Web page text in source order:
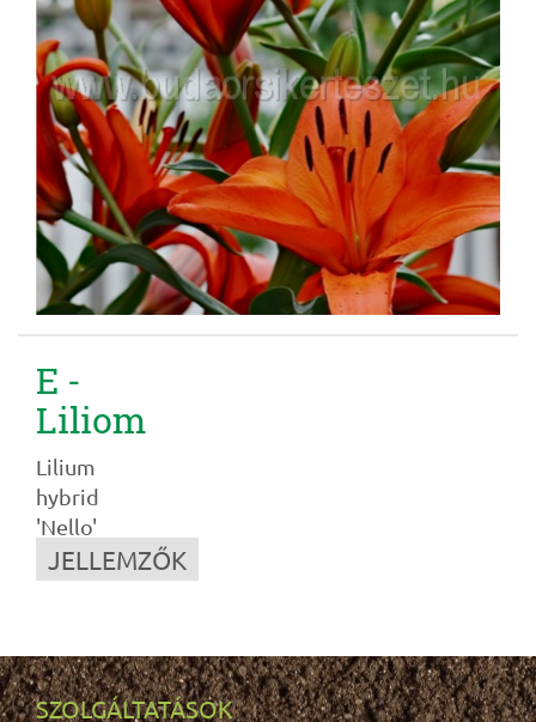
E -
Liliom
Lilium
hybrid
'Nello'
JELLEMZŐK
SZOLGÁLTATÁSOK